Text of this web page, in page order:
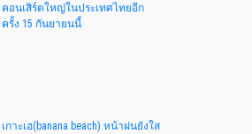
คอนเสิร์ตใหญ่ในประเทศไทยอีก
ครั้ง 15 กันยายนนี้
เกาะเฮ(banana beach) หน้าฝนยังใส